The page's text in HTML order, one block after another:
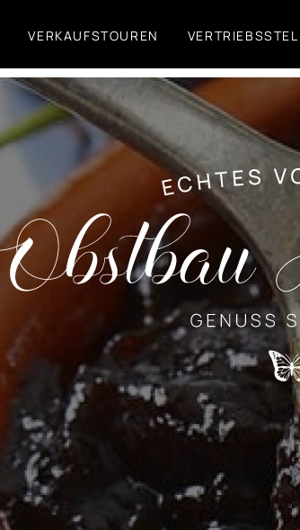
VERKAUFSTOUREN